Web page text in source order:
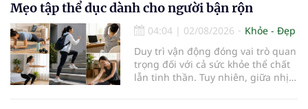
Mẹo tập thể dục dành cho người bận rộn
04:04 | 02/08/2026
Khỏe - Đẹp
Duy trì vận động đóng vai trò quan
trọng đối với cả sức khỏe thể chất
lẫn tinh thần. Tuy nhiên, giữa nhịp